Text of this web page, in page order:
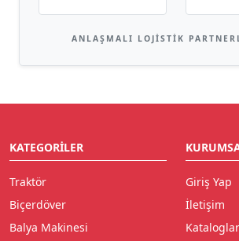
ANLAŞMALI LOJISTIK
KATEGORILER
Traktör
Biçerdöver
Balya Makinesi
Giriş Yap
İletişim
Kataloglar